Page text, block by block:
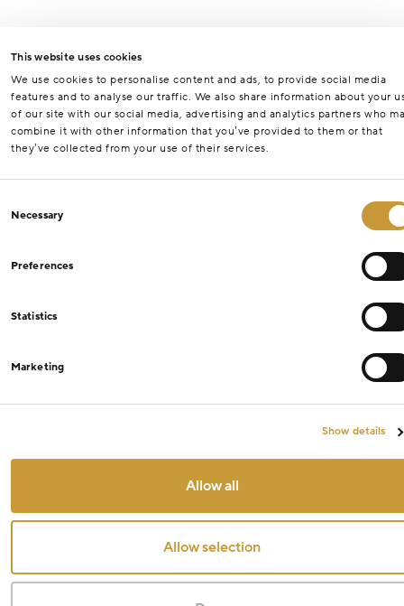
This website uses cookies
We use cookies to personalise content and ads, to provide social media
features and to analyse our traffic. We also share information about your
of our site with our social media, advertising and analytics partners who
combine it with other information that you’ve provided to them or that
they’ve collected from your use of their services.
Selection
Necessary
Preferences
Statistics
Marketing
Show details
Allow all
Allow selection